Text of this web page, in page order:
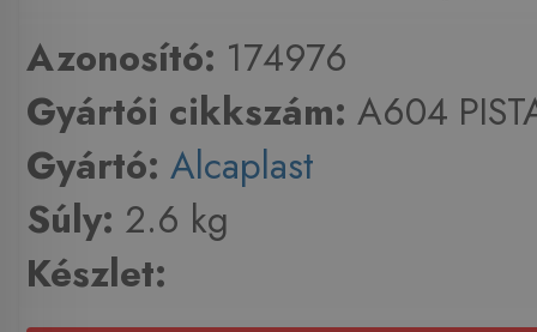
Azonosító: 174976
Gyártói cikkszám: A604
Gyártó: Alcaplast
Súly: 2.6 kg
Készlet: